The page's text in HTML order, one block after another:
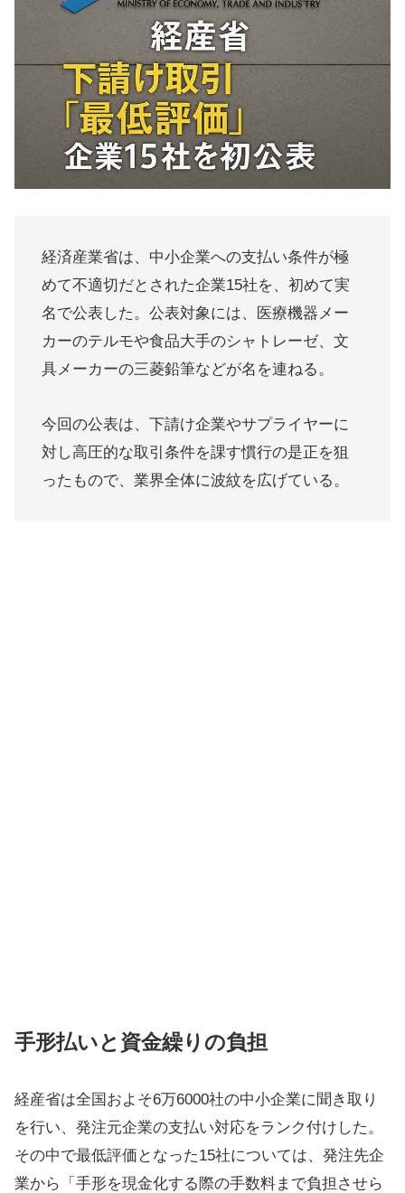
経済産業省は、中小企業への支払い条件が極
めて不適切だとされた企業15社を、初めて実
名で公表した。公表対象には、医療機器メー
カーのテルモや食品大手のシャトレーゼ、文
具メーカーの三菱鉛筆などが名を連ねる。
今回の公表は、下請け企業やサプライヤーに
対し高圧的な取引条件を課す慣行の是正を狙
ったもので、業界全体に波紋を広げている。
手形払いと資金繰りの負担
経産省は全国およそ6万6000社の中小企業に聞き取り
を行い、発注元企業の支払い対応をランク付けした。
その中で最低評価となった15社については、発注先企
業から「手形を現金化する際の手数料まで負担させら